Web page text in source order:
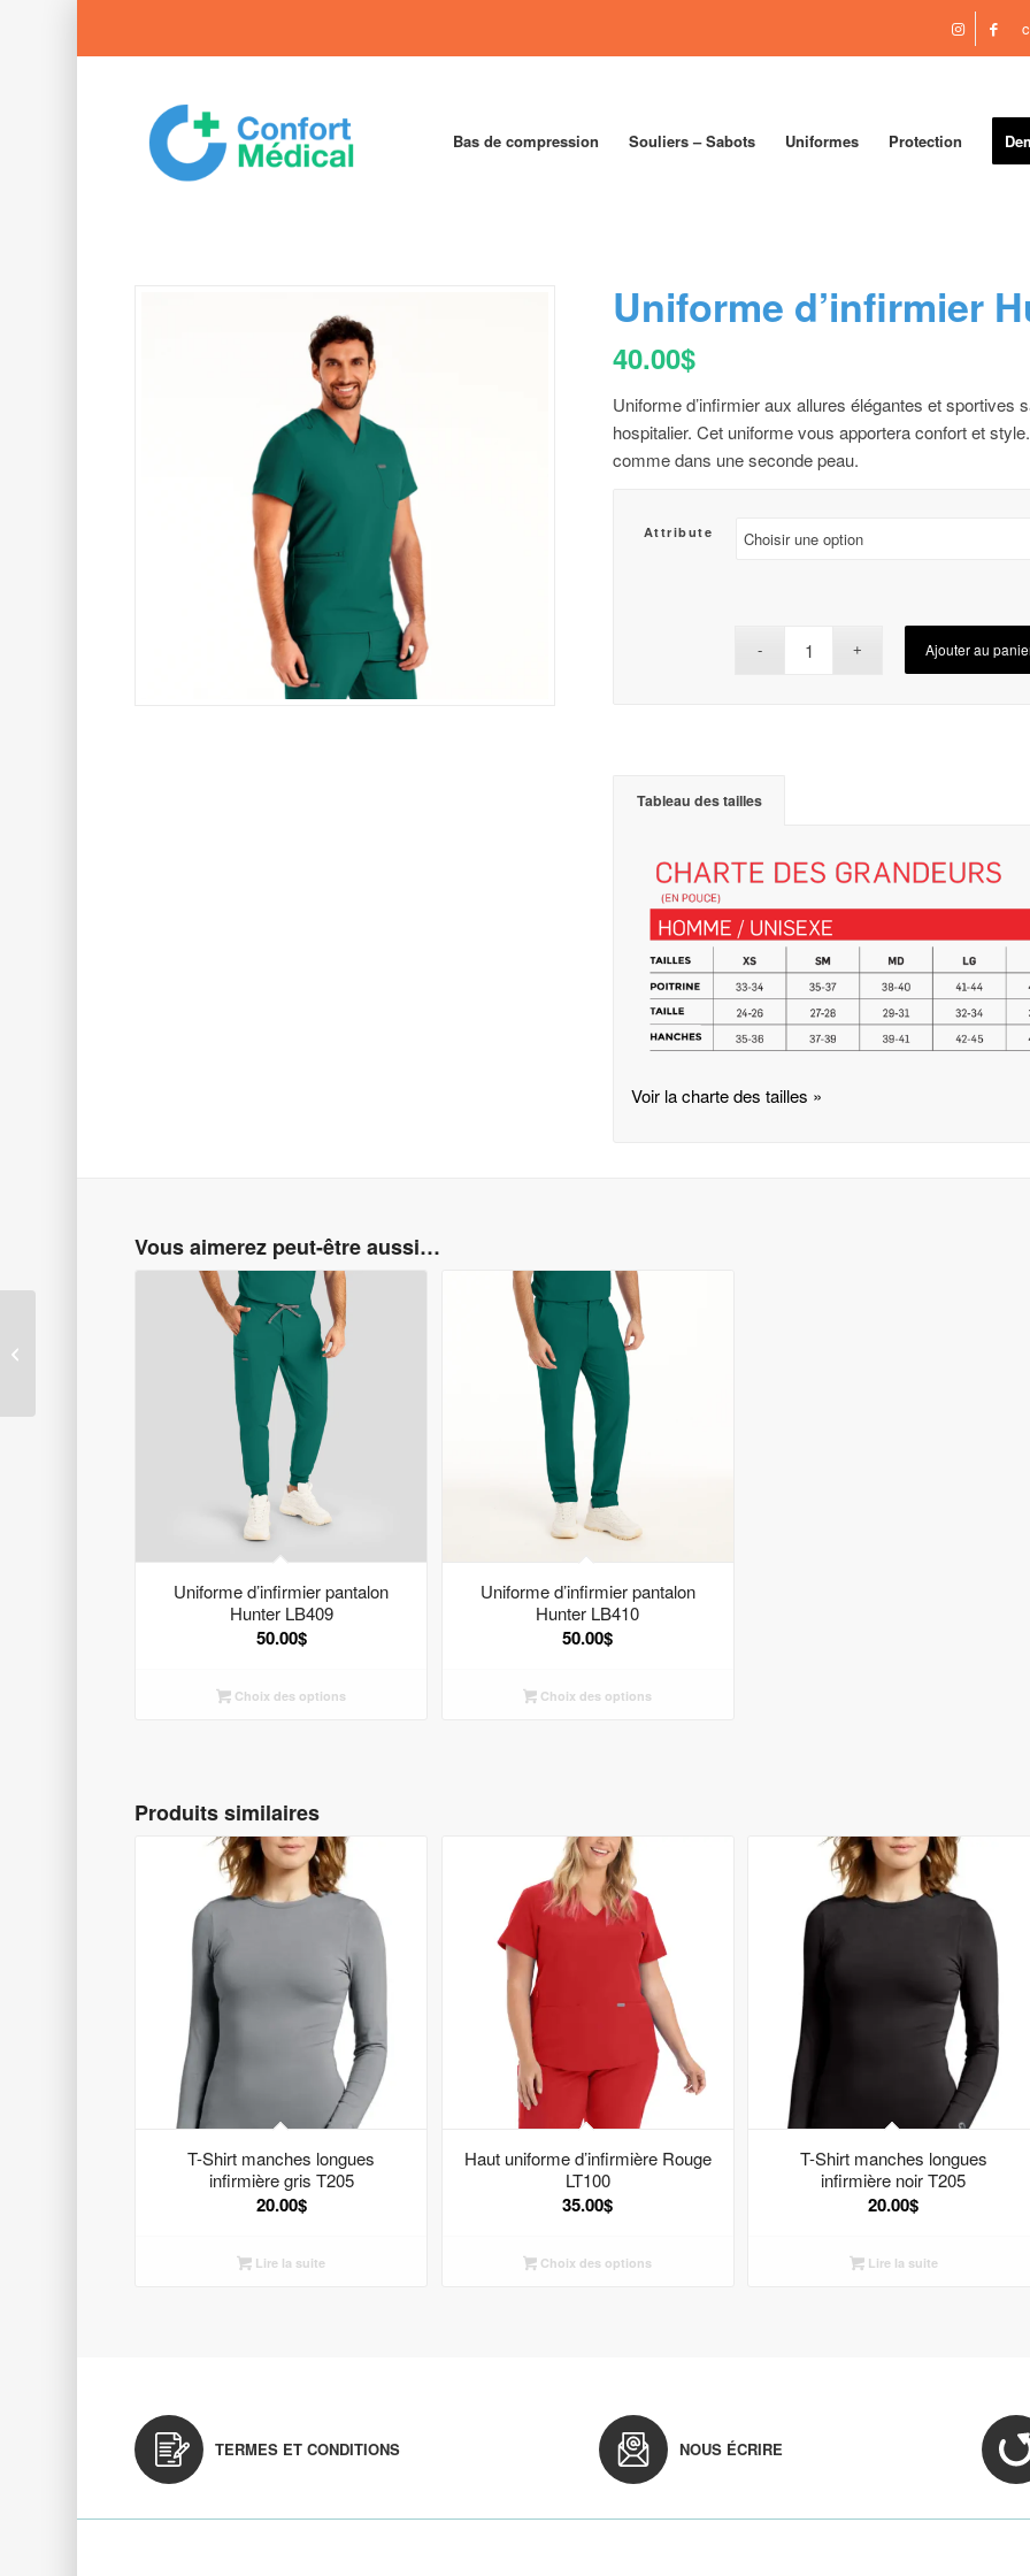
Bas de compression Souliers – Sabots Uniformes Protection
Uniforme d’infirmier
40.00$
Uniforme d’infirmier aux allures élégantes et sportives
hospitalier. Cet uniforme vous apportera confort et
comme dans une seconde peau.
Attribute
Ajouter au
Tableau des tailles
Voir la charte des tailles »
Vous aimerez peut-être aussi…
Uniforme d’infirmier pantalon
Hunter LB409
50.00$
Choix des options
Uniforme d’infirmier pantalon
Hunter LB410
50.00$
Choix des options
Produits similaires
T-Shirt manches longues
infirmière gris T205
20.00$
Lire la suite
Haut uniforme d’infirmière Rouge
LT100
35.00$
Choix des options
T-Shirt manches longues
infirmière noir T205
20.00$
Lire la suite
TERMES ET CONDITIONS NOUS ÉCRIRE